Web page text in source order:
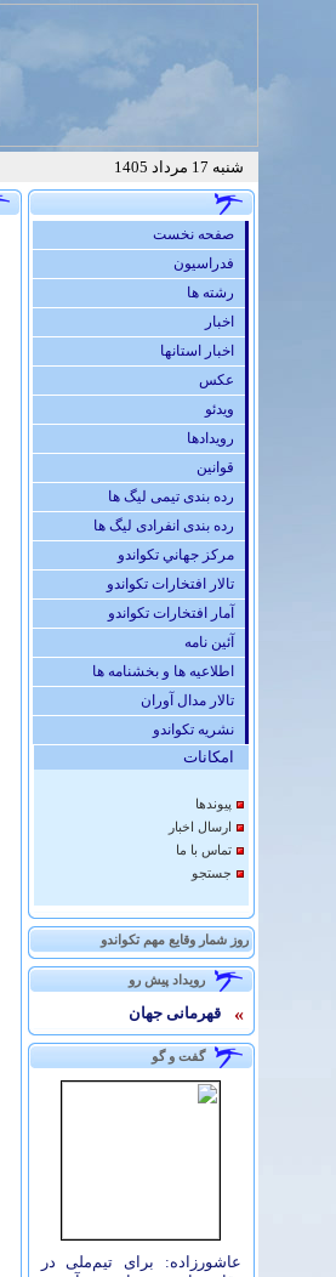
شنبه 17 مرداد 1405
صفحه نخست
فدراسيون
رشته ها
اخبار
اخبار استانها
عكس
ویدئو
رويدادها
قوانين
رده بندی تیمی لیگ ها
رده بندی انفرادی لیگ ها
مركز جهاني تكواندو
تالار افتخارات تكواندو
آمار افتخارات تكواندو
آئين نامه
اطلاعیه ها و بخشنامه ها
تالار مدال آوران
نشريه تكواندو
امكانات
پيوندها
ارسال اخبار
تماس با ما
جستجو
روز شمار وقایع مهم تکواندو
رويداد پيش رو
قهرمانی جهان »
گفت و گو
عاشورزاده: برای تیم‌ملی در